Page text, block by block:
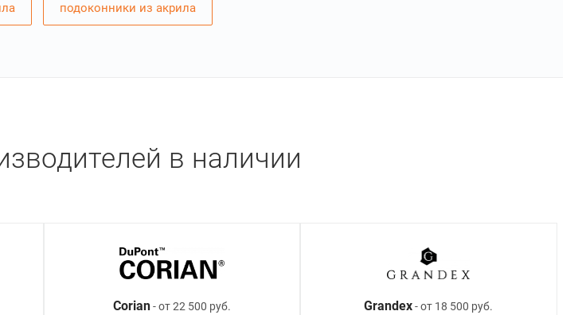
подоконники из акрила
в наличии
Corian- от 22 500 руб. Grandex- от 18 500 руб.